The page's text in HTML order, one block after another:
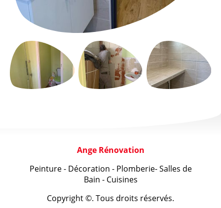
Ange Rénovation
Peinture - Décoration - Plomberie- Salles de
Bain - Cuisines
Copyright ©. Tous droits réservés.